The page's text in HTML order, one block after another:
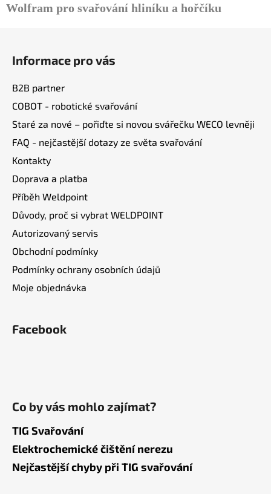
Wolfram pro svařování hliníku a hořčíku
Informace pro vás
B2B partner
COBOT - robotické svařování
Staré za nové – pořiďte si novou svářečku WECO levněji
FAQ - nejčastější dotazy ze světa svařování
Kontakty
Doprava a platba
Příběh Weldpoint
Důvody, proč si vybrat WELDPOINT
Autorizovaný servis
Obchodní podmínky
Podmínky ochrany osobních údajů
Moje objednávka
Facebook
Co by vás mohlo zajímat?
TIG Svařování
Elektrochemické čištění nerezu
Nejčastější chyby při TIG svařování